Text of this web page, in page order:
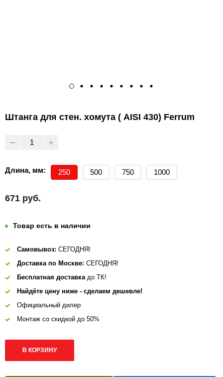
Штанга для стен. хомута ( AISI 430) Ferrum
Длина, мм: 250 500 750 1000
671 руб.
Товар есть в наличии
Самовывоз: СЕГОДНЯ!
Доставка по Москве: СЕГОДНЯ!
Бесплатная доставка до ТК!
Найдёте цену ниже - сделаем дешевле!
Официальный дилер
Монтаж со скидкой до 50%
В КОРЗИНУ